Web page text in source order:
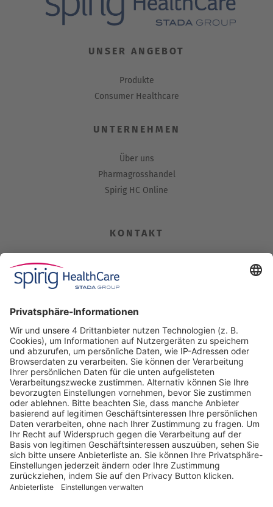
UNSER ANGEBOT
Produkte
Consumer Healthcare
UNTERNEHMEN
Über uns
Pharmagrosshandel
Spirig HC Online
KONTAKT
Industriestrasse 30
CH-4622 Egerkingen
Tel. +41 62 388 85 00
info@spirig-healthcare.ch
Pharmakovigilanz
Für Meldungen von unerwünschten Arzneimittelwirkungen zu
einem Medikament von Spirig HealthCare AG
Tel. +41 62 388 85 88
pharmacovigilance@spirig-healthcare.ch
FOLGEN SIE UNS